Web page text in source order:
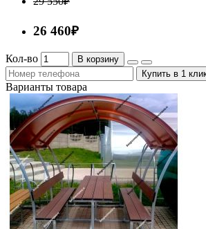
26 460₽
Кол-во
В корзину
Купить в 1
Варианты товара